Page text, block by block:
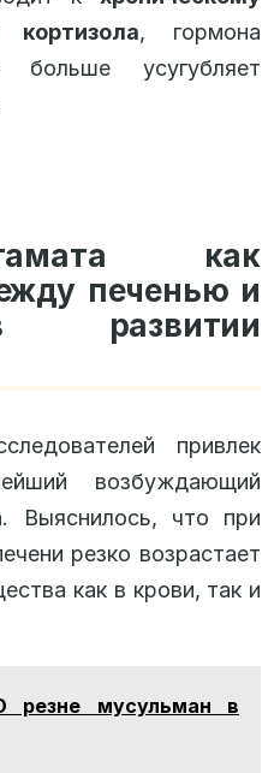
, гормона
усугубляет
как
печенью и
привлек
возбуждающий
Выяснилось, что при
резко возрастает
как в крови, так и
резне мусульман в